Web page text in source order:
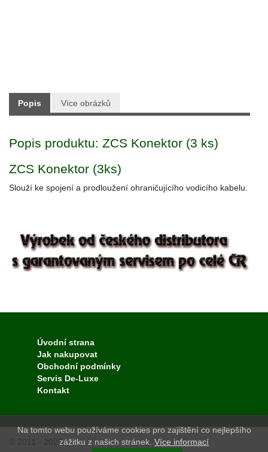
Popis Více obrázků
Popis produktu: ZCS Konektor (3 ks)
ZCS Konektor (3ks)
Slouží ke spojení a prodloužení ohraničujícího vodicího kabelu.
Úvodní strana
Jak nakupovat
Obchodní podmínky
Servis De-Luxe
Kontakt
© 2011 - 2025
Na tomto webu používáme cookies pro zajištění co nejlepšího
zážitku z našich stránek. Více informací